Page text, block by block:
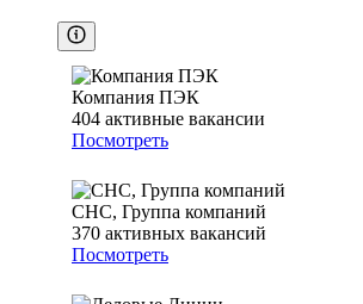
Компания ПЭК
404 активные вакансии
Посмотреть
СНС, Группа компаний
370 активных вакансий
Посмотреть